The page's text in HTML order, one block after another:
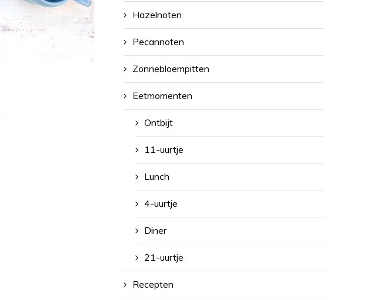
Hazelnoten
Pecannoten
Zonnebloempitten
Eetmomenten
Ontbijt
11-uurtje
Lunch
4-uurtje
Diner
21-uurtje
Recepten